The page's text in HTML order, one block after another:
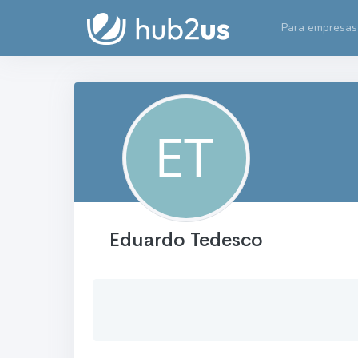
Para empresas
Eduardo Tedesco